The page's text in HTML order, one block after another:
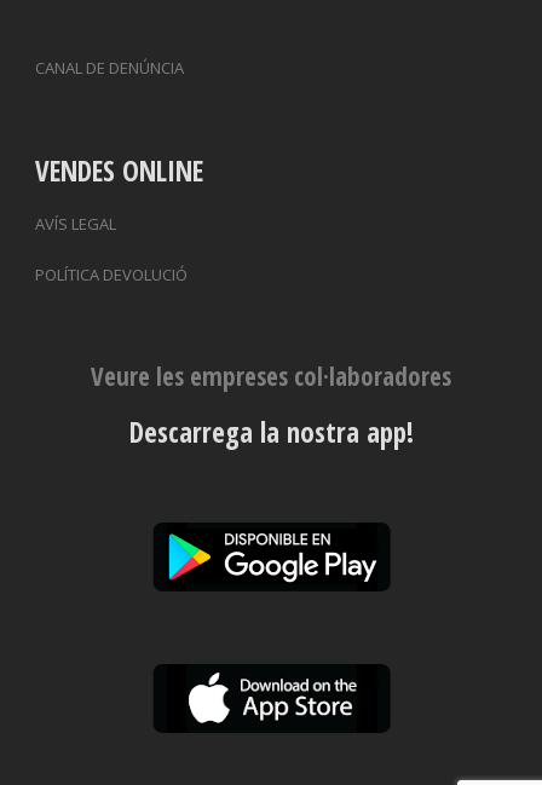
CANAL DE DENÚNCIA
VENDES ONLINE
AVÍS LEGAL
POLÍTICA DEVOLUCIÓ
Veure les empreses col·laboradores
Descarrega la nostra app!